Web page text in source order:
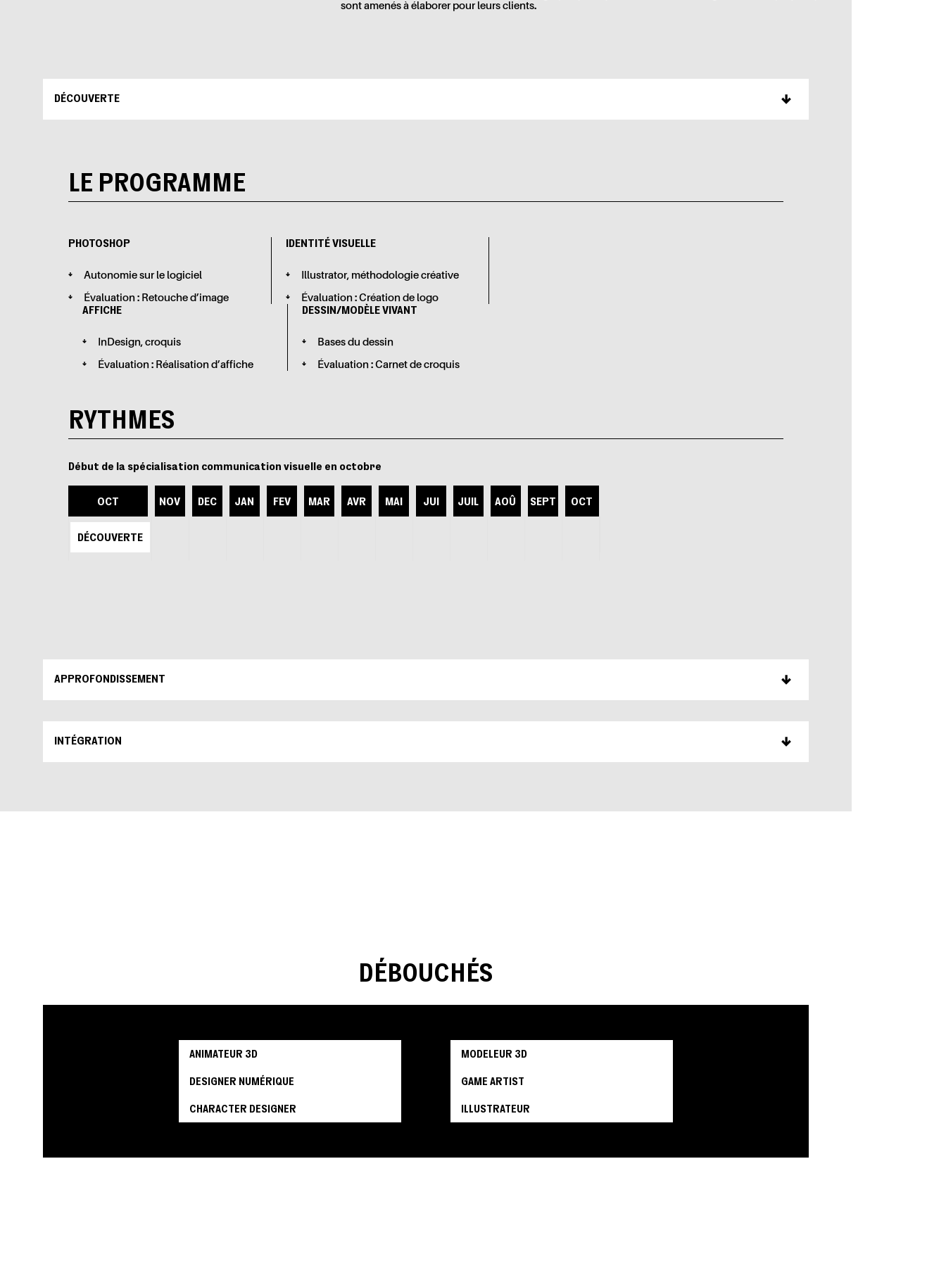
sont amenés à élaborer pour leurs clients.
DÉCOUVERTE
LE PROGRAMME
PHOTOSHOP
Autonomie sur le logiciel
Évaluation : Retouche d’image
IDENTITÉ VISUELLE
Illustrator, méthodologie créative
Évaluation : Création de logo
AFFICHE
InDesign, croquis
Évaluation : Réalisation d’affiche
DESSIN/MODÈLE VIVANT
Bases du dessin
Évaluation : Carnet de croquis
RYTHMES
début de la spécialisation communication visuelle en octobre
OCT NOV DEC JAN FEV MAR AVR MAI JUI JUIL AOÛ SEPT OCT
DÉCOUVERTE
APPROFONDISSEMENT
INTÉGRATION
DÉBOUCHÉS
ANIMATEUR 3D
MODELEUR 3D
DESIGNER NUMÉRIQUE
GAME ARTIST
CHARACTER DESIGNER
ILLUSTRATEUR